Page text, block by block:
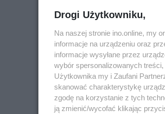
Drogi Użytkowniku,
Na naszej stronie ino.online, my
informacje na urządzeniu oraz
informacje wysyłane przez
wybór spersonalizowanych
Użytkownika my i Zaufani
skanować charakterystykę
zgodę na korzystanie z tych
ją zmienić/wycofać klikając